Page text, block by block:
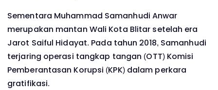
Sementara Muhammad Samanhudi Anwar
merupakan mantan Wali Kota Blitar setelah era
Jarot Saiful Hidayat. Pada tahun 2018, Samanhudi
terjaring operasi tangkap tangan (OTT) Komisi
Pemberantasan Korupsi (KPK) dalam perkara
gratifikasi.